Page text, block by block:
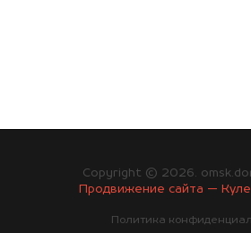
Copyright © 2026.
Продвижение сайта —
Политика